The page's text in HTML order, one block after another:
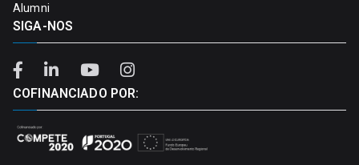
Alumni
SIGA-NOS
COFINANCIADO POR: